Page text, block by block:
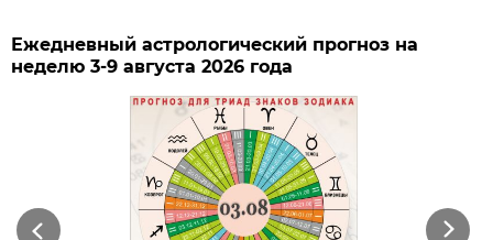
Ежедневный астрологический прогноз на
неделю 3-9 августа 2026 года
Previous Next